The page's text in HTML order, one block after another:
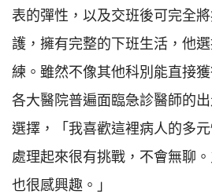
表的彈性，以及交班後可完全
護，擁有完整的下班生活，他
練。雖然不像其他科別能直接
各大醫院普遍面臨急診醫師的
選擇，「我喜歡這裡病人的多
處理起來很有挑戰，不會無聊
也很感興趣。」